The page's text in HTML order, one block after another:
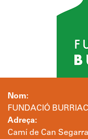
Nom:
FUNDACIÓ BURRIAC
Adreça:
Camí de Can